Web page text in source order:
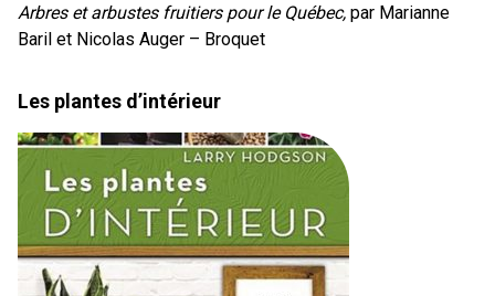
Arbres et arbustes fruitiers pour le Québec, par Marianne
Baril et Nicolas Auger – Broquet
Les plantes d’intérieur